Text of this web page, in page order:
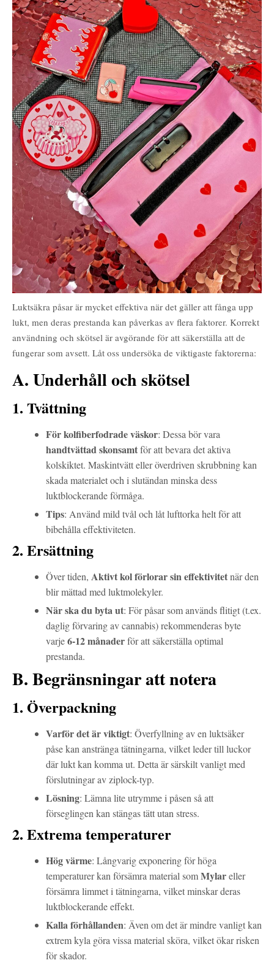
Luktsäkra påsar är mycket effektiva när det gäller att fånga upp
lukt, men deras prestanda kan påverkas av flera faktorer. Korrekt
användning och skötsel är avgörande för att säkerställa att de
fungerar som avsett. Låt oss undersöka de viktigaste faktorerna:
A. Underhåll och skötsel
1. Tvättning
För kolfiberfodrade väskor: Dessa bör vara
handtvättad skonsamtför att bevara det aktiva
kolskiktet. Maskintvätt eller överdriven skrubbning kan
skada materialet och i slutändan minska dess
luktblockerande förmåga.
Tips: Använd mild tvål och låt lufttorka helt för att
bibehålla effektiviteten.
2. Ersättning
Över tiden, Aktivt kol förlorar sin effektivitetnär den
blir mättad med luktmolekyler.
När ska du byta ut: För påsar som används flitigt (t.ex.
daglig förvaring av cannabis) rekommenderas byte
varje6-12 månaderför att säkerställa optimal
prestanda.
B. Begränsningar att notera
1. Överpackning
Varför det är viktigt: Överfyllning av en luktsäker
påse kan anstränga tätningarna, vilket leder till luckor
där lukt kan komma ut. Detta är särskilt vanligt med
förslutningar av ziplock-typ.
Lösning: Lämna lite utrymme i påsen så att
förseglingen kan stängas tätt utan stress.
2. Extrema temperaturer
Hög värme: Långvarig exponering för höga
temperaturer kan försämra material somMylareller
försämra limmet i tätningarna, vilket minskar deras
luktblockerande effekt.
Kalla förhållanden: Även om det är mindre vanligt kan
extrem kyla göra vissa material sköra, vilket ökar risken
för skador.